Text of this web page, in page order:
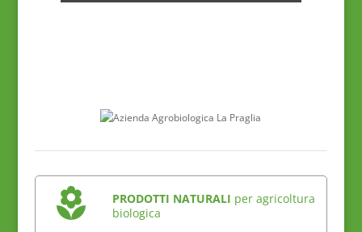
PRODOTTI NATURALI per agricoltura
biologica